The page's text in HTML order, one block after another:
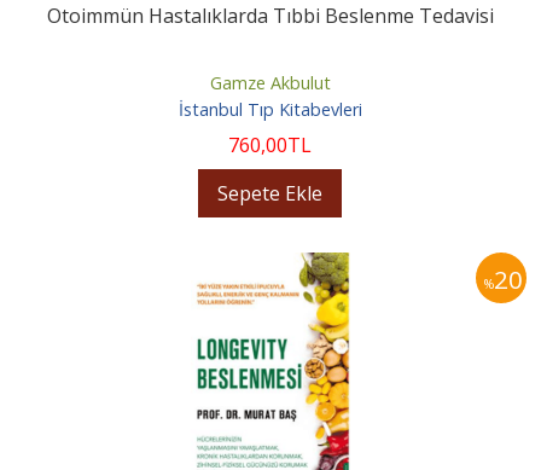
Otoimmün Hastalıklarda Tıbbi Beslenme Tedavisi
Gamze Akbulut
İstanbul Tıp Kitabevleri
760,00TL
Sepete Ekle
%20